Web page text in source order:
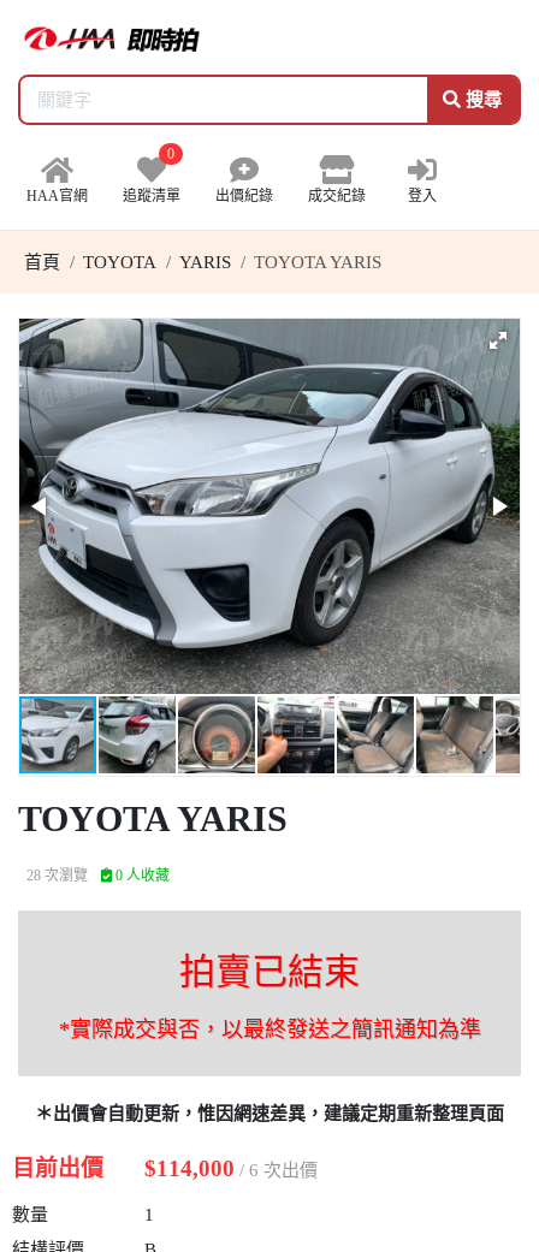
搜尋
HAA官網
0
追蹤清單 出價紀錄 成交紀錄 登入
首頁 TOYOTA YARIS TOYOTA YARIS
TOYOTA YARIS
28 次瀏覽 0 人收藏
拍賣已結束
*實際成交與否，以最終發送之簡訊通知為準
＊出價會自動更新，惟因網速差異，建議定期重新整理頁面
目前出價 $114,000 / 6 次出價
數量
1